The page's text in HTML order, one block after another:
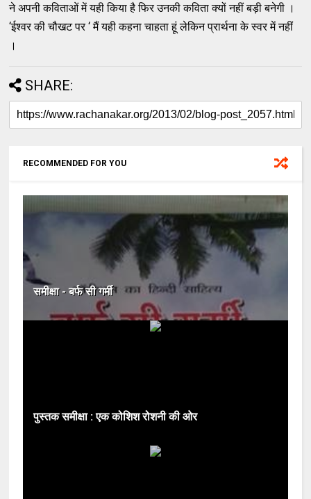
ने अपनी कविताओं में यही किया है फिर उनकी कविता क्यों नहीं बड़ी बनेगी ।
‘ईश्वर की चौखट पर ‘ मैं यही कहना चाहता हूं लेकिन प्रार्थना के स्वर में नहीं
।
SHARE:
RECOMMENDED FOR YOU
समीक्षा - बर्फ सी गर्मी
पुस्तक समीक्षा : एक कोशिश रोशनी की ओर